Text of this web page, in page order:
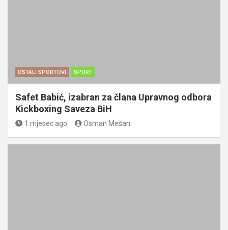
OSTALI SPORTOVI SPORT
Safet Babić, izabran za člana Upravnog odbora
Kickboxing Saveza BiH
1 mjesec ago Osman Mešan